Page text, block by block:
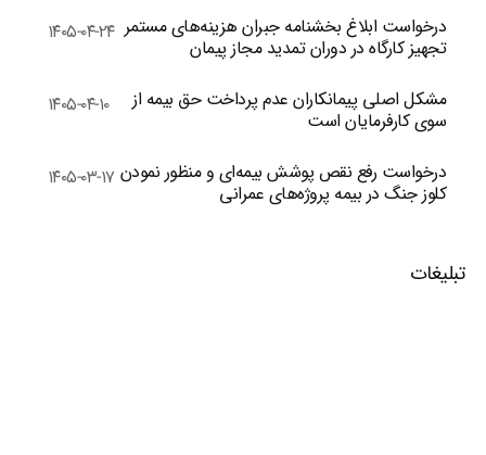
درخواست ابلاغ بخشنامه جبران هزینه‌های مستمر
تجهیز کارگاه در دوران تمدید مجاز پیمان
۱۴۰۵-۰۴-۲۴
مشکل اصلی پیمانکاران عدم پرداخت حق بیمه از
سوی کارفرمایان است
۱۴۰۵-۰۴-۱۰
درخواست رفع نقص پوشش بیمه‌ای و منظور نمودن
کلوز جنگ در بیمه پروژه‌های عمرانی
۱۴۰۵-۰۳-۱۷
تبلیغات